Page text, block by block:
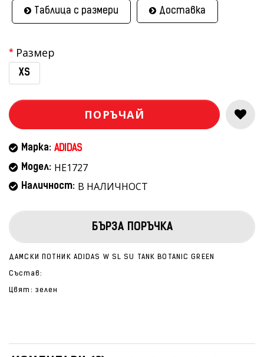
Таблица с размери Доставка
Размер
XS
ПОРЪЧАЙ
Марка: ADIDAS
Модел: HE1727
Наличност: В НАЛИЧНОСТ
БЪРЗА ПОРЪЧКА
ДАМСКИ ПОТНИК ADIDAS W SL SU TANK BOTANIC GREEN
Състав:
Цвят: зелен